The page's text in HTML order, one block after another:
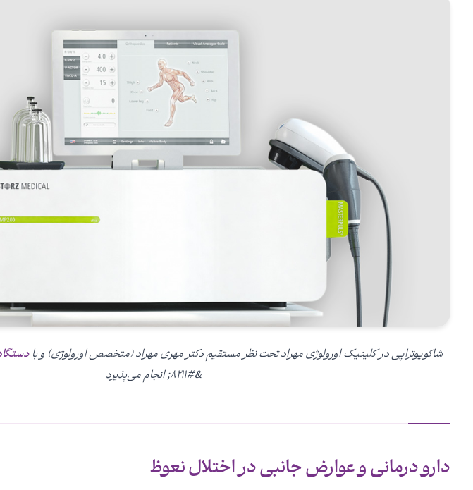
شاکویوتراپی در کلینیک اورولوژی مهراد تحت نظر مستقیم دکتر مهری مهراد (متخصص اورولوژی) و با
&#۸۲۱۱; انجام می‌پذیرد
دارو درمانی و عوارض جانبی در اختلال نعوظ